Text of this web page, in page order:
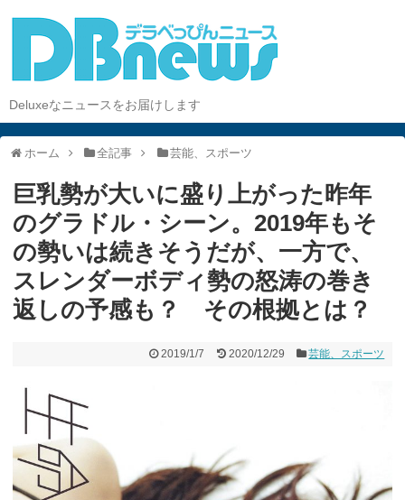
Deluxeなニュースをお届けします
ホーム 全記事 芸能、スポーツ
巨乳勢が大いに盛り上がった昨年
のグラドル・シーン。2019年もそ
の勢いは続きそうだが、一方で、
スレンダーボディ勢の怒涛の巻き
返しの予感も？ その根拠とは？
2019/1/7 2020/12/29 芸能、スポーツ